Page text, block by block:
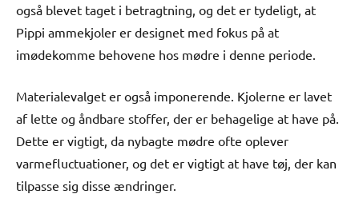
også blevet taget i betragtning, og det er tydeligt, at
Pippi ammekjoler er designet med fokus på at
imødekomme behovene hos mødre i denne periode.
Materialevalget er også imponerende. Kjolerne er lavet
af lette og åndbare stoffer, der er behagelige at have på.
Dette er vigtigt, da nybagte mødre ofte oplever
varmefluctuationer, og det er vigtigt at have tøj, der kan
tilpasse sig disse ændringer.